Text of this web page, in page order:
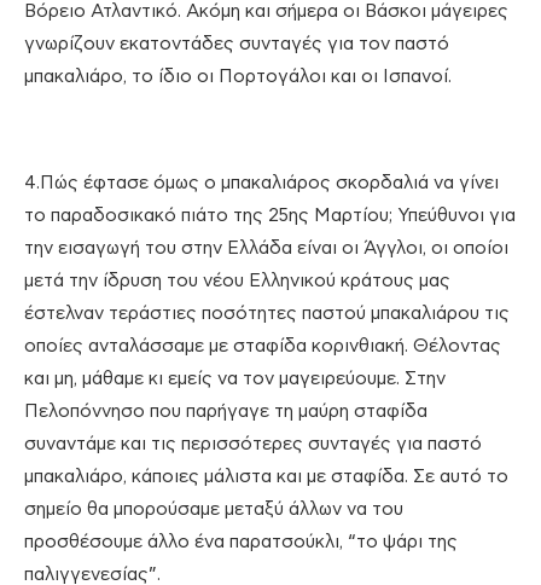
Βόρειο Ατλαντικό. Ακόμη και σήμερα οι Βάσκοι μάγειρες
γνωρίζουν εκατοντάδες συνταγές για τον παστό
μπακαλιάρο, το ίδιο οι Πορτογάλοι και οι Ισπανοί.
4.Πώς έφτασε όμως ο μπακαλιάρος σκορδαλιά να γίνει
το παραδοσικακό πιάτο της 25ης Μαρτίου; Υπεύθυνοι για
την εισαγωγή του στην Ελλάδα είναι οι Άγγλοι, οι οποίοι
μετά την ίδρυση του νέου Ελληνικού κράτους μας
έστελναν τεράστιες ποσότητες παστού μπακαλιάρου τις
οποίες ανταλάσσαμε με σταφίδα κορινθιακή. Θέλοντας
και μη, μάθαμε κι εμείς να τον μαγειρεύουμε. Στην
Πελοπόννησο που παρήγαγε τη μαύρη σταφίδα
συναντάμε και τις περισσότερες συνταγές για παστό
μπακαλιάρο, κάποιες μάλιστα και με σταφίδα. Σε αυτό το
σημείο θα μπορούσαμε μεταξύ άλλων να του
προσθέσουμε άλλο ένα παρατσούκλι, “το ψάρι της
παλιγγενεσίας”.